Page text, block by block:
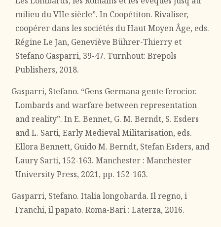
milieu du VIIe siècle”. In Coopétiton. Rivaliser,
coopérer dans les sociétés du Haut Moyen Âge, eds.
Régine Le Jan, Geneviève Bührer-Thierry et
Stefano Gasparri, 39-47. Turnhout: Brepols
Publishers, 2018.
Gasparri, Stefano. “Gens Germana gente ferocior.
Lombards and warfare between representation
and reality”. In E. Bennet, G. M. Berndt, S. Esders
and L. Sarti, Early Medieval Militarisation, eds.
Ellora Bennett, Guido M. Berndt, Stefan Esders, and
Laury Sarti, 152-163. Manchester : Manchester
University Press, 2021, pp. 152-163.
Gasparri, Stefano. Italia longobarda. Il regno, i
Franchi, il papato. Roma-Bari : Laterza, 2016.